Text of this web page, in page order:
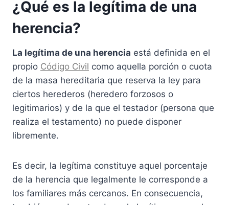
¿Qué es la legítima de una
herencia?
La legítima de una herencia está definida en el
propio Código Civil como aquella porción o cuota
de la masa hereditaria que reserva la ley para
ciertos herederos (heredero forzosos o
legitimarios) y de la que el testador (persona que
realiza el testamento) no puede disponer
libremente.
Es decir, la legítima constituye aquel porcentaje
de la herencia que legalmente le corresponde a
los familiares más cercanos. En consecuencia,